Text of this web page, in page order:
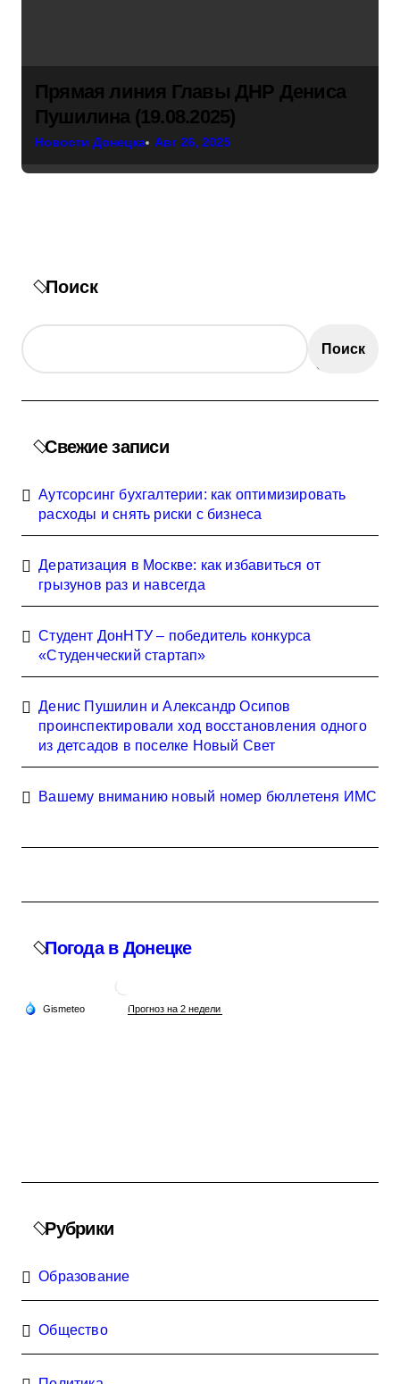
Прямая линия Главы ДНР Дениса
Пушилина (19.08.2025)
Новости Донецка Авг 26, 2025
Поиск
Поиск
Свежие записи
Аутсорсинг бухгалтерии: как оптимизировать
расходы и снять риски с бизнеса
Дератизация в Москве: как избавиться от
грызунов раз и навсегда
Студент ДонНТУ – победитель конкурса
«Студенческий стартап»
Денис Пушилин и Александр Осипов
проинспектировали ход восстановления одного
из детсадов в поселке Новый Свет
Вашему вниманию новый номер бюллетеня ИМС
Погода в Донецке
Рубрики
Образование
Общество